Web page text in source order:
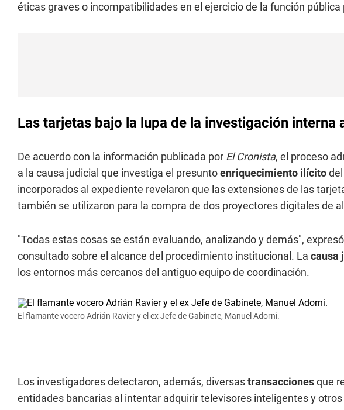
éticas graves o incompatibilidades en el ejercicio de la función
Las tarjetas bajo la lupa de la investigación interna
De acuerdo con la información publicada por El Cronista, el proceso
a la causa judicial que investiga el presuntoenriquecimiento ilícito
incorporados al expediente revelaron que las extensiones de las
también se utilizaron para la compra de dos proyectores digitales de
"Todas estas cosas se están evaluando, analizando y demás",
consultado sobre el alcance del procedimiento institucional. La causa
los entornos más cercanos del antiguo equipo de coordinación.
El flamante vocero Adrián Ravier y el ex Jefe de Gabinete, Manuel Adorni.
Los investigadores detectaron, además, diversastransaccionesque
entidades bancarias al intentar adquirir televisores inteligentes y